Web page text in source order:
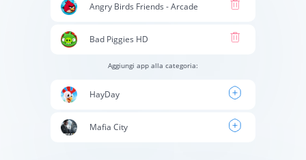
Angry Birds Friends - Arcade
Bad Piggies HD
Aggiungi app alla categoria:
HayDay
Mafia City